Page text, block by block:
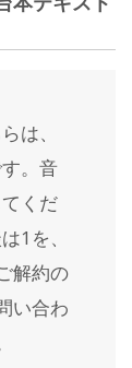
は、
。音
くだ
1を、
解約の
い合わ